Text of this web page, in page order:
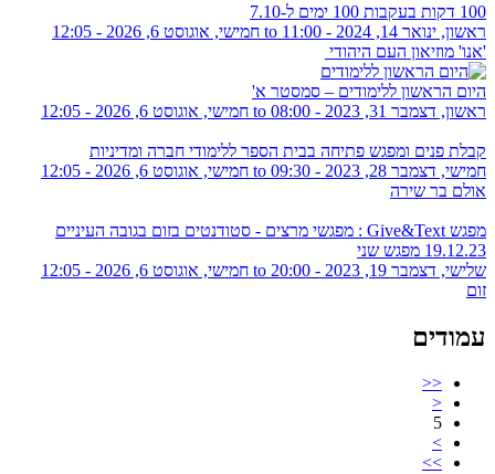
100 דקות בעקבות 100 ימים ל-7.10
ראשון, ינואר 14, 2024 - 11:00
חמישי, אוגוסט 6, 2026 - 12:05
'אנו' מוזיאון העם היהודי
היום הראשון ללימודים – סמסטר א'
ראשון, דצמבר 31, 2023 - 08:00
חמישי, אוגוסט 6, 2026 - 12:05
קבלת פנים ומפגש פתיחה בבית הספר ללימודי חברה ומדיניות
חמישי, דצמבר 28, 2023 - 09:30
חמישי, אוגוסט 6, 2026 - 12:05
אולם בר שירה
מפגש Give&Text : מפגשי מרצים - סטודנטים בזום בגובה העיניים
19.12.23 מפגש שני
שלישי, דצמבר 19, 2023 - 20:00
חמישי, אוגוסט 6, 2026 - 12:05
זום
עמודים
<<
<
5
>
>>